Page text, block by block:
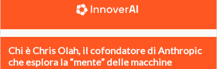
Chi è Chris Olah, il cofondatore di Anthropic
che esplora la “mente” delle macchine